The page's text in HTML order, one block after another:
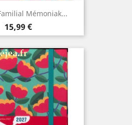
Mémoniak...
Prix
15,99 €